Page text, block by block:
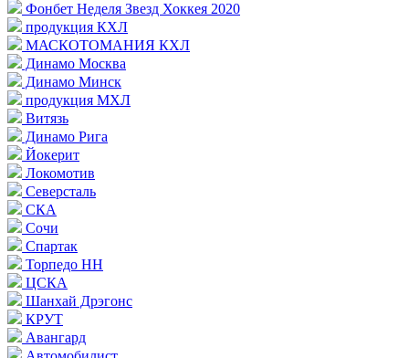
Фонбет Неделя Звезд Хоккея 2020
продукция КХЛ
МАСКОТОМАНИЯ КХЛ
Динамо Москва
Динамо Минск
продукция МХЛ
Витязь
Динамо Рига
Йокерит
Локомотив
Северсталь
СКА
Сочи
Спартак
Торпедо НН
ЦСКА
Шанхай Дрэгонс
КРУТ
Авангард